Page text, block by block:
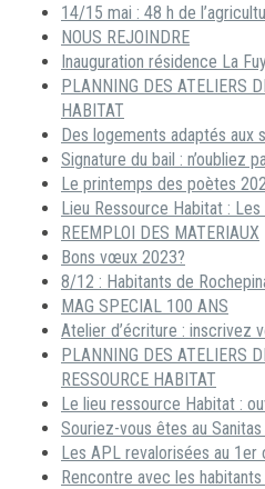
14/15 mai : 48 h de
NOUS REJOINDRE
Inauguration résidence La
PLANNING DES ATELIERS
HABITAT
Des logements adaptés aux
Signature du bail : n’oubliez
Le printemps des poètes
Lieu Ressource Habitat :
REEMPLOI DES MATERIAUX
Bons vœux 2023?
8/12 : Habitants de
MAG SPECIAL 100 ANS
Atelier d’écriture : inscrivez
PLANNING DES ATELIERS
RESSOURCE HABITAT
Le lieu ressource Habitat :
Souriez-vous êtes au Sanitas
Les APL revalorisées au 1er
Rencontre avec les